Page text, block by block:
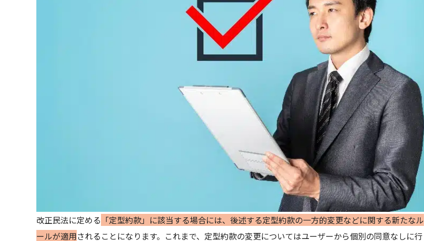
改正民法に定める 「定型約款」に該当する場合には、後述する定型約款の一方的変更などに関する新たなル
ールが適用されることになります。これまで、定型約款の変更についてはユーザーから個別の同意なしに行